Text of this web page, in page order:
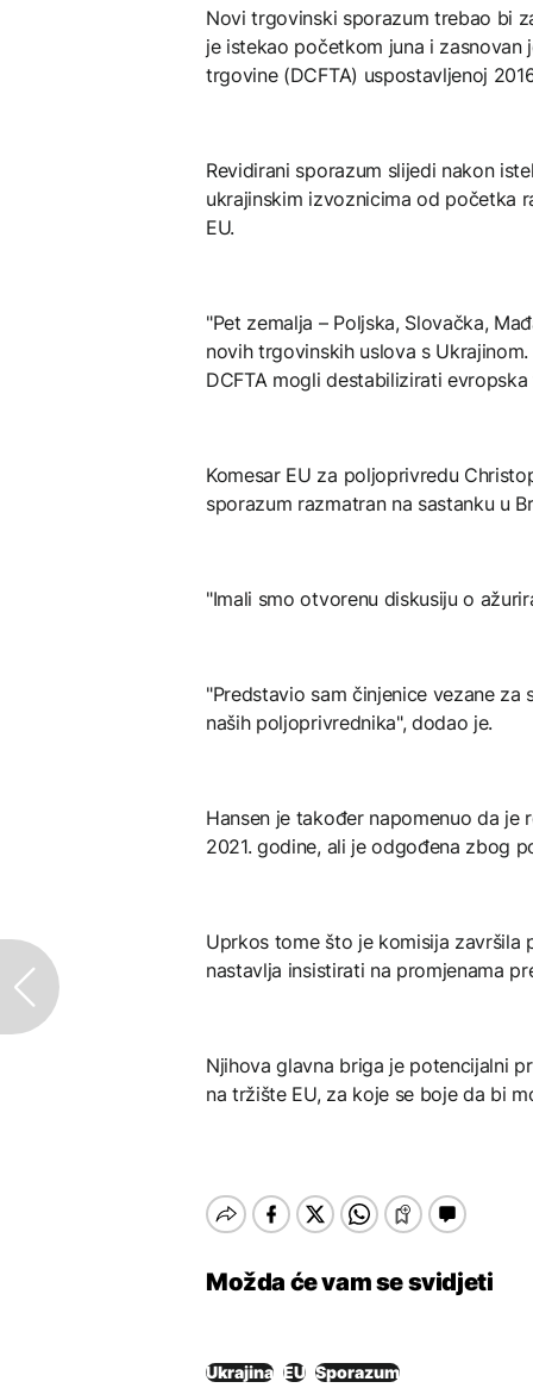
Novi trgovinski sporazum trebao bi
je istekao početkom juna i
trgovine (DCFTA) uspostavljenoj
Revidirani sporazum slijedi nakon
ukrajinskim izvoznicima od početka
EU.
"Pet zemalja – Poljska, Slovačka,
novih trgovinskih uslova s
DCFTA mogli destabilizirati
Komesar EU za poljoprivredu
sporazum razmatran na sastanku u
"Imali smo otvorenu diskusiju o
"Predstavio sam činjenice vezane
naših poljoprivrednika", dodao je.
Hansen je također napomenuo da je
2021. godine, ali je odgođena zbog
Uprkos tome što je komisija završila
nastavlja insistirati na promjenama
Njihova glavna briga je potencijalni
na tržište EU, za koje se boje da bi
Možda će vam se svidjeti
Ukrajina EU Sporazum